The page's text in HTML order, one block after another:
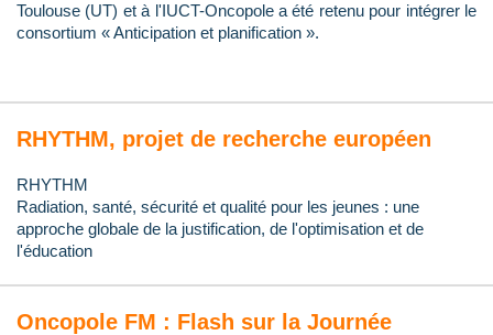
Toulouse (UT) et à l'IUCT-Oncopole a été retenu pour intégrer le
consortium « Anticipation et planification ».
RHYTHM, projet de recherche européen
RHYTHM
Radiation, santé, sécurité et qualité pour les jeunes : une
approche globale de la justification, de l'optimisation et de
l'éducation
Oncopole FM : Flash sur la Journée